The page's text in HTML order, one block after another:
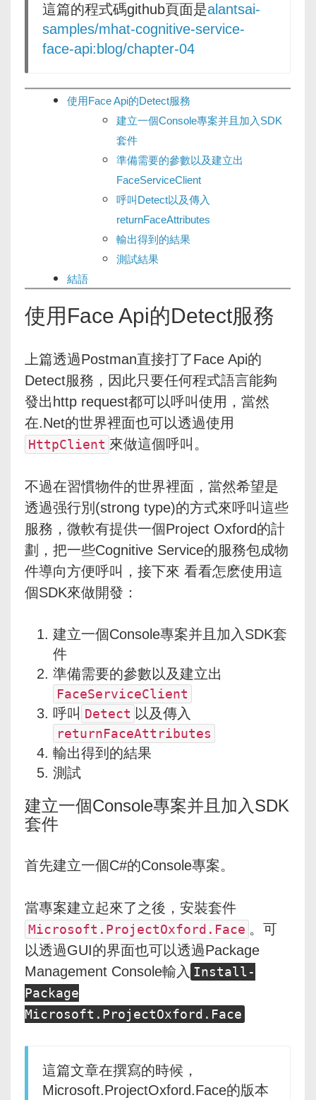
這篇的程式碼github頁面是alantsai-
samples/mhat-cognitive-service-
face-api:blog/chapter-04
使用Face Api的Detect服務
建立一個Console專案并且加入SDK
套件
準備需要的參數以及建立出
FaceServiceClient
呼叫Detect以及傳入
returnFaceAttributes
輸出得到的結果
測試結果
結語
使用Face Api的Detect服務
上篇透過Postman直接打了Face Api的
Detect服務，因此只要任何程式語言能夠
發出http request都可以呼叫使用，當然
在.Net的世界裡面也可以透過使用
HttpClient 來做這個呼叫。
不過在習慣物件的世界裡面，當然希望是
透過强行別(strong type)的方式來呼叫這些
服務，微軟有提供一個Project Oxford的計
劃，把一些Cognitive Service的服務包成物
件導向方便呼叫，接下來 看看怎麽使用這
個SDK來做開發：
建立一個Console專案并且加入SDK套
件
準備需要的參數以及建立出
FaceServiceClient
呼叫 Detect 以及傳入
returnFaceAttributes
輸出得到的結果
測試
建立一個Console專案并且加入SDK
套件
首先建立一個C#的Console專案。
當專案建立起來了之後，安裝套件
Microsoft.ProjectOxford.Face 。可
以透過GUI的界面也可以透過Package
Management Console輸入 Install-
Package
Microsoft.ProjectOxford.Face
這篇文章在撰寫的時候，
Microsoft.ProjectOxford.Face的版本